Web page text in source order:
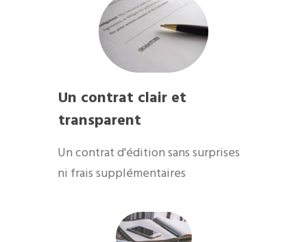
Un contrat clair et
transparent
Un contrat d'édition sans surprises
ni frais supplémentaires